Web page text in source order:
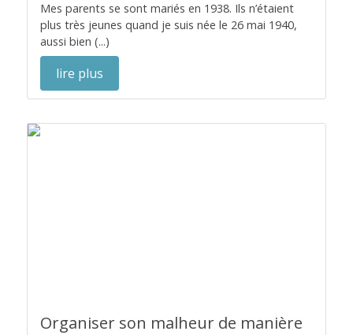
Mes parents se sont mariés en 1938. Ils n’étaient
plus très jeunes quand je suis née le 26 mai 1940,
aussi bien (...)
lire plus
Organiser son malheur de manière